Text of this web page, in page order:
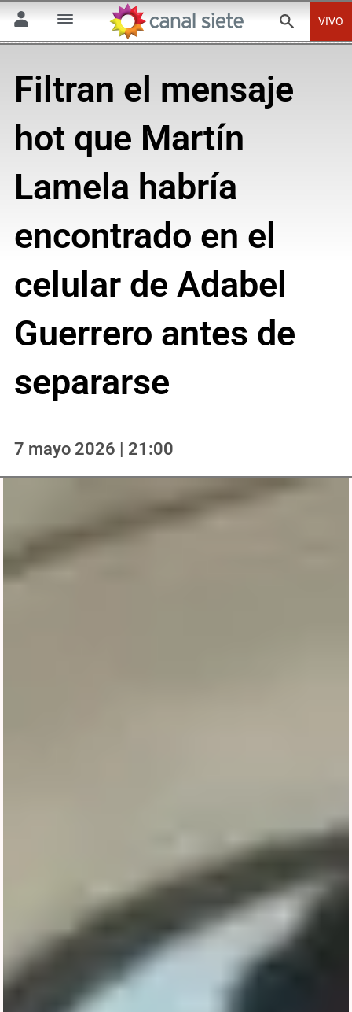
VIVO
Filtran el mensaje
hot que Martín
Lamela habría
encontrado en el
celular de Adabel
Guerrero antes de
separarse
7 mayo 2026 | 21:00